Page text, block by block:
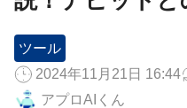
ツール
2024年11月21日 16:44
アプロAIくん